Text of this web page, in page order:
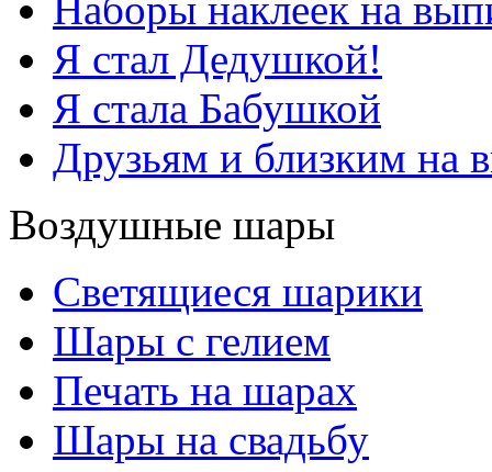
Наборы наклеек на
Я стал Дедушкой!
Я стала Бабушкой
Друзьям и близким на
Воздушные шары
Светящиеся шарики
Шары с гелием
Печать на шарах
Шары на свадьбу